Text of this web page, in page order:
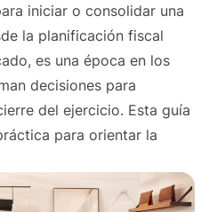
iniciar o consolidar una
la planificación fiscal
es una época en los
decisiones para
del ejercicio. Esta guía
para orientar la